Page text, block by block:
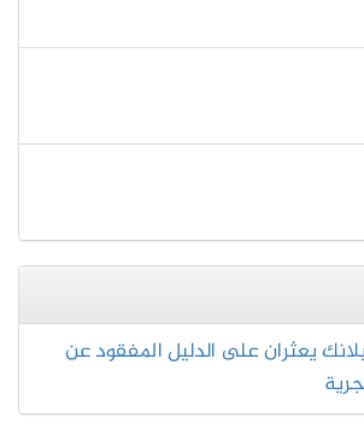
يعثران على الدليل المفقود عن